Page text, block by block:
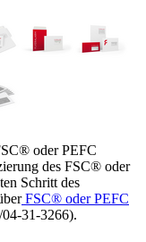
oder PEFC
des FSC® oder
Schritt des
FSC® oder PEFC
31-3266).